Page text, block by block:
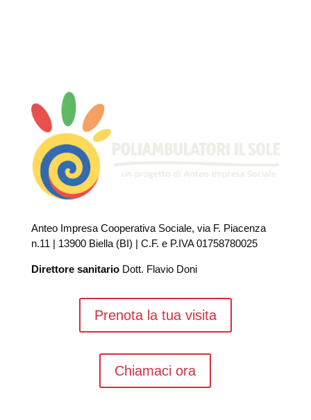
Anteo Impresa Cooperativa Sociale, via F. Piacenza
n.11 | 13900 Biella (BI) | C.F. e P.IVA 01758780025
Direttore sanitario Dott. Flavio Doni
Prenota la tua visita
Chiamaci ora